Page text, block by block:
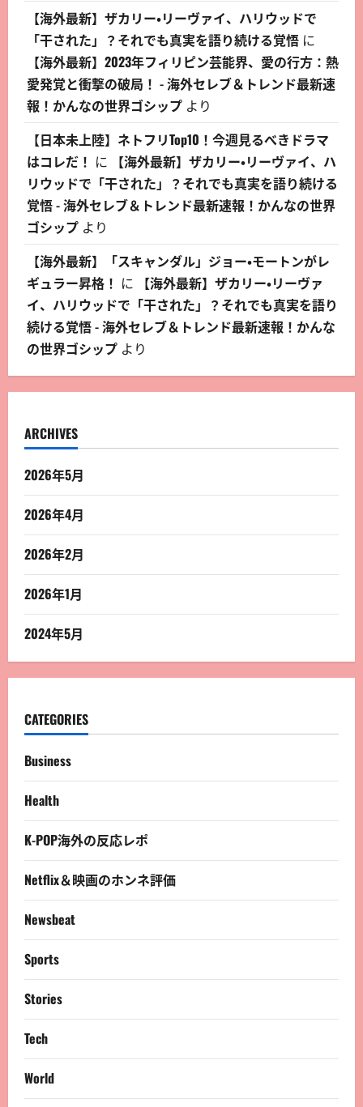
【海外最新】ザカリー・リーヴァイ、ハリウッドで
「干された」？それでも真実を語り続ける覚悟 に
【海外最新】2023年フィリピン芸能界、愛の行方：熱
愛発覚と衝撃の破局！ - 海外セレブ＆トレンド最新速
報！かんなの世界ゴシップ より
【日本未上陸】ネトフリTop10！今週見るべきドラマ
はコレだ！ に
【海外最新】ザカリー・リーヴァイ、ハ
リウッドで「干された」？それでも真実を語り続ける
覚悟 - 海外セレブ＆トレンド最新速報！かんなの世界
ゴシップ より
【海外最新】「スキャンダル」ジョー・モートンがレ
ギュラー昇格！ に
【海外最新】ザカリー・リーヴァ
イ、ハリウッドで「干された」？それでも真実を語り
続ける覚悟 - 海外セレブ＆トレンド最新速報！かんな
の世界ゴシップ より
ARCHIVES
2026年5月
2026年4月
2026年2月
2026年1月
2024年5月
CATEGORIES
Business
Health
K-POP海外の反応レポ
Netflix＆映画のホンネ評価
Newsbeat
Sports
Stories
Tech
World